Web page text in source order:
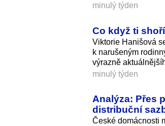
minulý týden
Co když ti
Viktorie Hanišová
k narušeným
výrazně
minulý týden
Analýza: Přes
distribuční
České domácnosti